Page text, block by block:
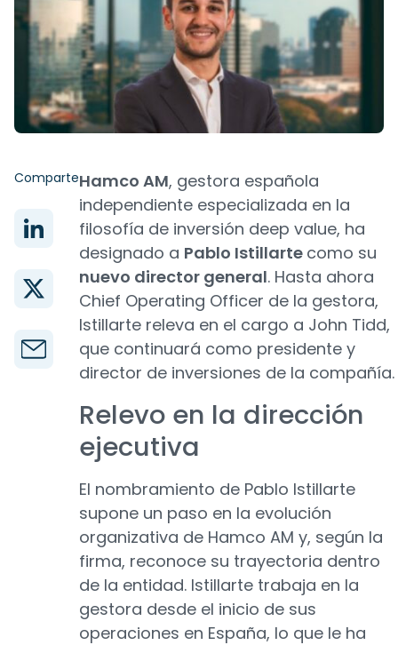
ComparteHamco AM, gestora española
independiente especializada en la
filosofía de inversión deep value, ha
designado a Pablo Istillarte como su
nuevo director general. Hasta ahora
Chief Operating Officer de la gestora,
Istillarte releva en el cargo a John Tidd,
que continuará como presidente y
director de inversiones de la compañía.
Relevo en la dirección
ejecutiva
El nombramiento de Pablo Istillarte
supone un paso en la evolución
organizativa de Hamco AM y, según la
firma, reconoce su trayectoria dentro
de la entidad. Istillarte trabaja en la
gestora desde el inicio de sus
operaciones en España, lo que le ha